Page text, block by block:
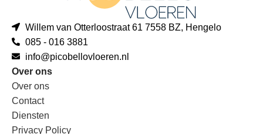
Willem van Otterloostraat 61 7558 BZ, Hengelo
085 - 016 3881
info@picobellovloeren.nl
Over ons
Over ons
Contact
Diensten
Privacy Policy